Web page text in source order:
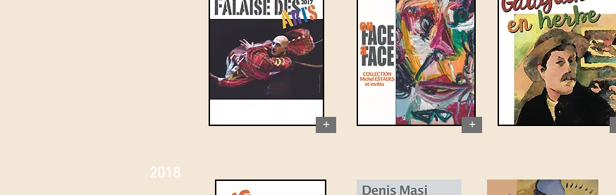
+ +
2018